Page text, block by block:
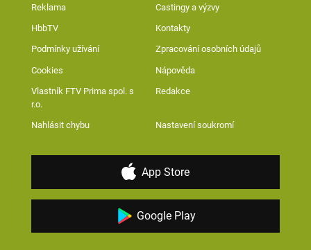
Reklama Castingy a výzvy
HbbTV Kontakty
Podmínky užívání Zpracování osobních údajů
Cookies Nápověda
Vlastník FTV Prima spol. s
r.o.
Redakce
Nahlásit chybu Nastavení soukromí
App Store
Google Play